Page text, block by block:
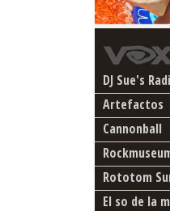
DJ Sue's
Artefactos
Cannonball
Rototom
El so de la